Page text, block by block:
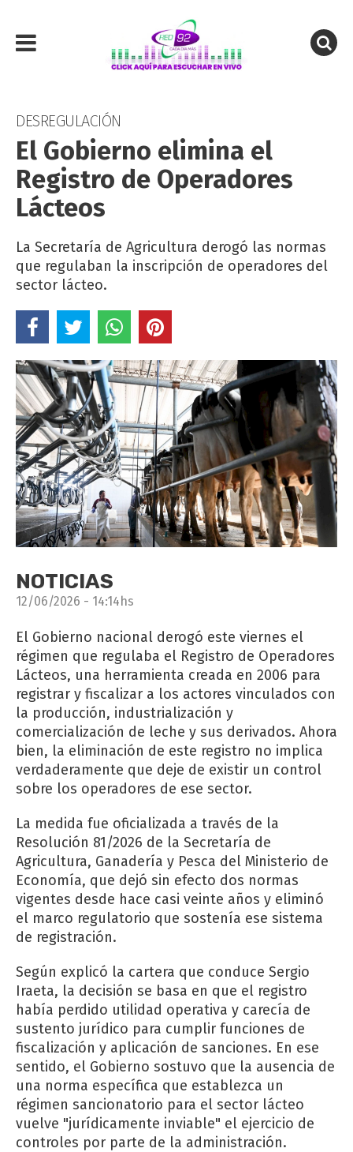
DESREGULACIÓN
El Gobierno elimina el
Registro de Operadores
Lácteos
La Secretaría de Agricultura derogó las normas
que regulaban la inscripción de operadores del
sector lácteo.
NOTICIAS
12/06/2026 - 14:14hs
El Gobierno nacional derogó este viernes el
régimen que regulaba el Registro de Operadores
Lácteos, una herramienta creada en 2006 para
registrar y fiscalizar a los actores vinculados con
la producción, industrialización y
comercialización de leche y sus derivados. Ahora
bien, la eliminación de este registro no implica
verdaderamente que deje de existir un control
sobre los operadores de ese sector.
La medida fue oficializada a través de la
Resolución 81/2026 de la Secretaría de
Agricultura, Ganadería y Pesca del Ministerio de
Economía, que dejó sin efecto dos normas
vigentes desde hace casi veinte años y eliminó
el marco regulatorio que sostenía ese sistema
de registración.
Según explicó la cartera que conduce Sergio
Iraeta, la decisión se basa en que el registro
había perdido utilidad operativa y carecía de
sustento jurídico para cumplir funciones de
fiscalización y aplicación de sanciones. En ese
sentido, el Gobierno sostuvo que la ausencia de
una norma específica que establezca un
régimen sancionatorio para el sector lácteo
vuelve "jurídicamente inviable" el ejercicio de
controles por parte de la administración.